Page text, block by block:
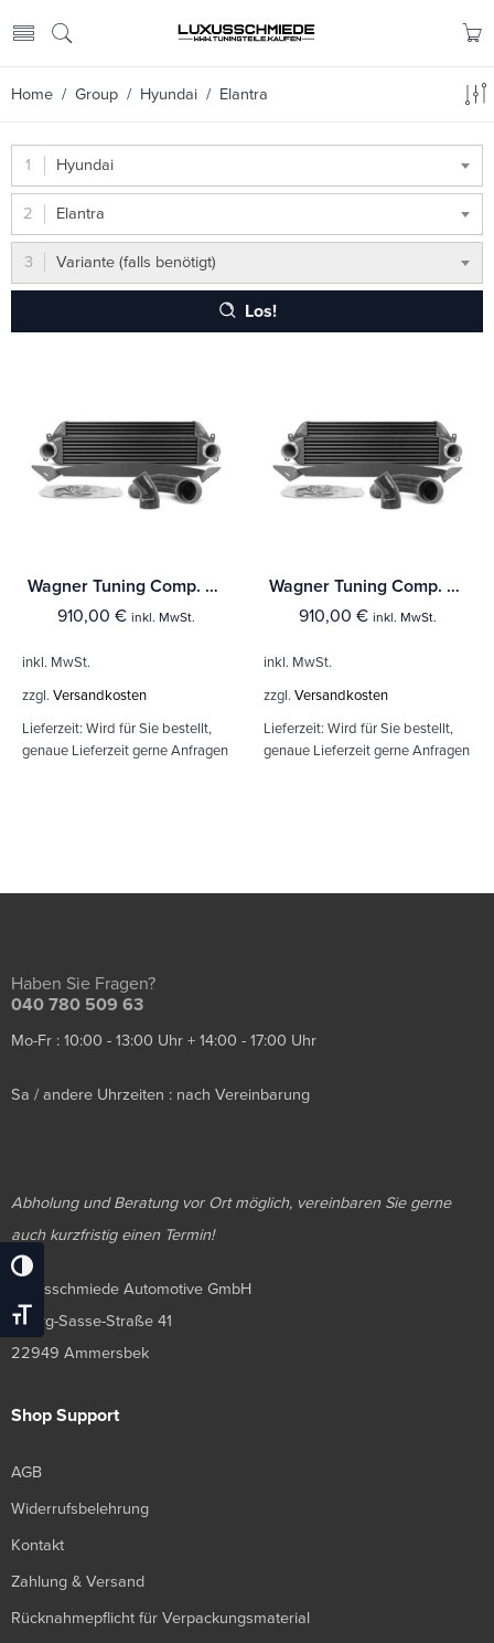
Umschalten Auf Hohe Kontraste
Schrift Vergrößern
Home / Group / Hyundai / Elantra
Hyundai
Elantra
Variante (falls benötigt)
Los!
Wagner Tuning Comp. Ladeluftkühler Kit Kia (Pro)Ceéd Forte Hyundai Elantra Veloster
910,00 € inkl. MwSt.
inkl. MwSt.
zzgl. Versandkosten
Lieferzeit: Wird für Sie bestellt,
genaue Lieferzeit gerne Anfragen
Wagner Tuning Comp. Ladeluftkühler Kit Kia (Pro)Ceéd Forte Hyundai Elantra Veloster
910,00 € inkl. MwSt.
inkl. MwSt.
zzgl. Versandkosten
Lieferzeit: Wird für Sie bestellt,
genaue Lieferzeit gerne Anfragen
Haben Sie Fragen?
040 780 509 63
Mo-Fr : 10:00 - 13:00 Uhr + 14:00 - 17:00 Uhr
Sa / andere Uhrzeiten : nach Vereinbarung
Abholung und Beratung vor Ort möglich, vereinbaren Sie gerne
auch kurzfristig einen Termin!
Luxusschmiede Automotive GmbH
Georg-Sasse-Straße 41
22949 Ammersbek
Shop Support
AGB
Widerrufsbelehrung
Kontakt
Zahlung & Versand
Rücknahmepflicht für Verpackungsmaterial